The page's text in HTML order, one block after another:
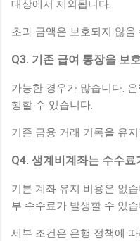
대상에서 제외됩니다.
초과 금액은 보호되지 않
Q3. 기존 급여 통장을 보
가능한 경우가 많습니다.
행할 수 있습니다.
기존 금융 거래 기록을 유
Q4. 생계비계좌는 수수료
기본 계좌 유지 비용은 없
부 수수료가 발생할 수 있습
세부 조건은 은행 정책에